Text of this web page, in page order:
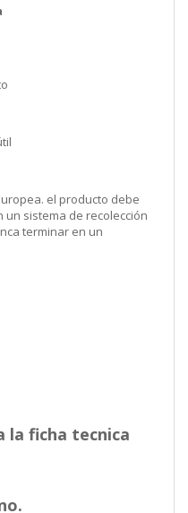
el producto debe
sistema de recolección
terminar en un
la ficha tecnica